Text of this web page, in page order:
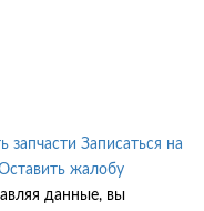
запчасти Записаться на
жалобу
данные, вы